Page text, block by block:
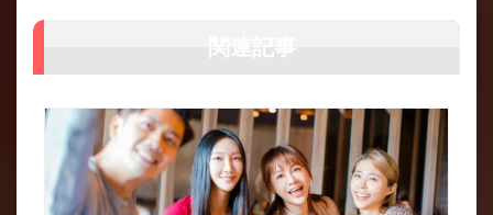
関連記事